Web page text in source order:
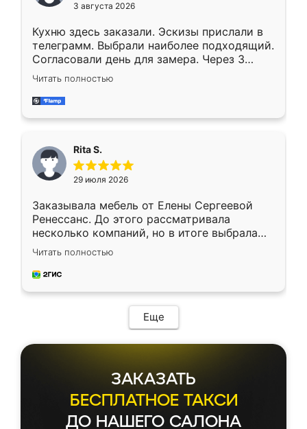
3 августа 2026
Кухню здесь заказали. Эскизы прислали в
телеграмм. Выбрали наиболее подходящий.
Согласовали день для замера. Через 3
недели кухня была уже готова. Остались
довольны работой. Спасибо Ренессанс
мебель за качественную работу!
Читать полностью
Rita S.
29 июля 2026
Заказывала мебель от Елены Сергеевой
Ренессанс. До этого рассматривала
несколько компаний, но в итоге выбрала
эту. Сначала обговорили условия, потом
приехал замерщик, всё спокойно объяснил
и снял размеры. Изготовили в срок, с
мебель сразу встала на свое место без
каких-либо доработок. Качеством осталась
довольна, все выглядит так, как и ожидала.
Читать полностью
Еще
ЗАКАЗАТЬ
БЕСПЛАТНОЕ ТАКСИ
ДО НАШЕГО САЛОНА